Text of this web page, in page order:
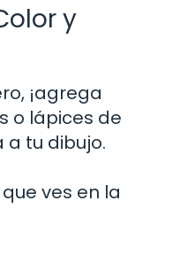
y
¡agrega
o lápices de
tu dibujo.
ves en la